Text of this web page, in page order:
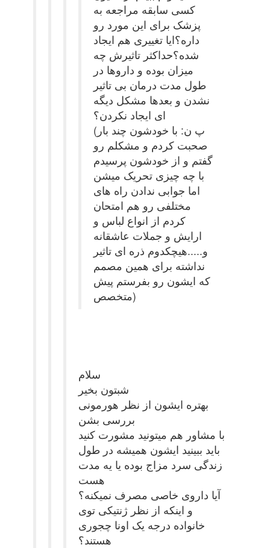
کسی سابقه مراجعه به
پزشک برای این مورد رو
داره؟ایا تغییری هم ایجاد
شده؟حداکثر تاثیرش چه
میزان بوده و داروها در
طول مدت درمان بی تاثیر
نشدن و بعدها مشکل دیگه
ای ایجاد نکردن؟
(پ ن: با خودشون چند بار
صحبت کردم و مشکلم رو
گفتم و از خودشون پرسیدم
با چه چیزی تحریک میشن
اما جوابی ندادن راه های
مختلفی رو هم امتحان
کردم از انواع لباس و
ارایش و جملات عاشقانه
و.....هیچکدوم ذره ای تاثیر
نداشته برای همین مصمم
که ایشون رو بفرستم پیش
متخصص)
سلام
شبتون بخیر
بهتره ایشون از نظر هورمونی
بررسی بشن
با مشاور هم میتونید مشورت کنید
باید ببینید ایشون همیشه در طول
زندگی سرد مزاج بوده یا یه مدت
هست
آیا داروی خاصی مصرف نمیکنه؟
و اینکه از نظر ژنتیکی توی
خانواده درجه یک اونا چجوری
هستند؟